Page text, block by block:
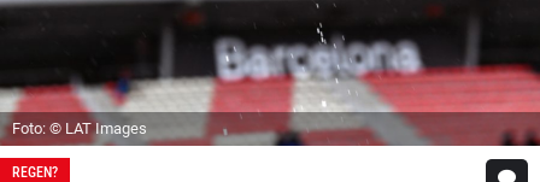
Foto: © LAT Images
REGEN?